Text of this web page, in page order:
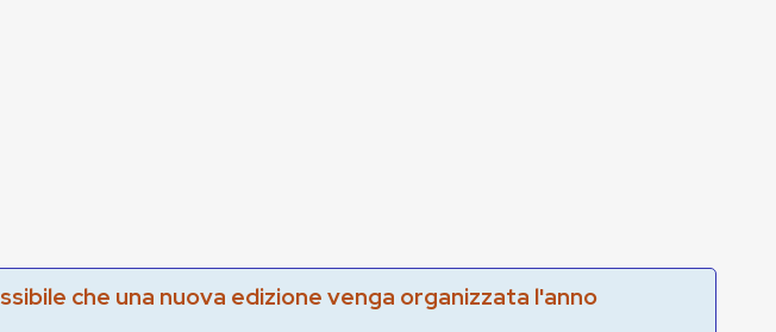
che una nuova edizione venga organizzata l'anno